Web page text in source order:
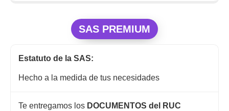
SAS PREMIUM
Estatuto de la SAS:
Hecho a la medida de tus necesidades
Te entregamos los DOCUMENTOS del RUC